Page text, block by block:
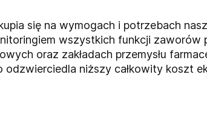
się na wymogach i potrzebach
wszystkich funkcji zaworów
oraz zakładach przemysłu
odzwierciedla niższy całkowity koszt